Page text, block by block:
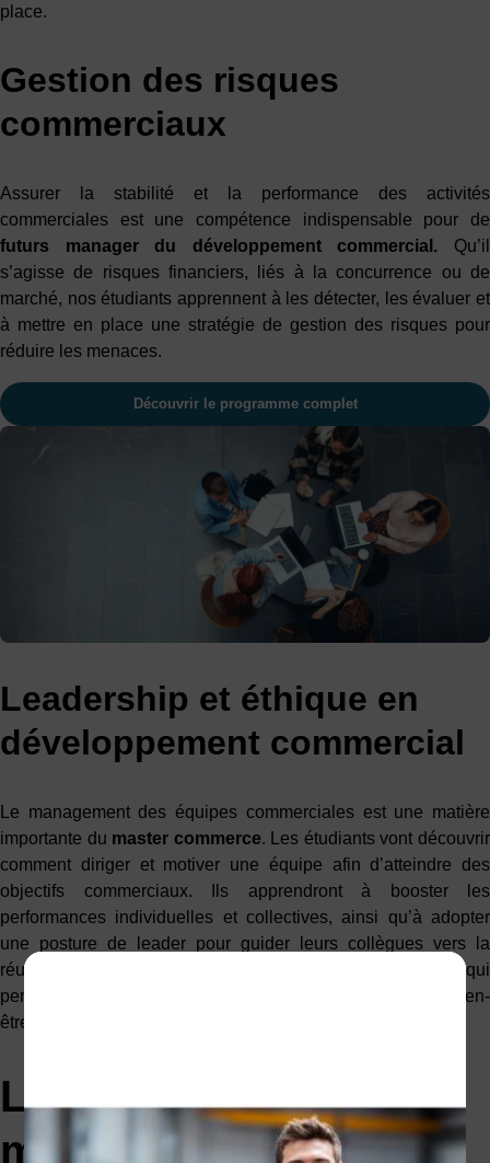
place.
Gestion des risques
commerciaux
Assurer la stabilité et la performance des activités
commerciales est une compétence indispensable pour de
futurs manager du développement commercial. Qu’il
s’agisse de risques financiers, liés à la concurrence ou de
marché, nos étudiants apprennent à les détecter, les évaluer et
à mettre en place une stratégie de gestion des risques pour
réduire les menaces.
Découvrir le programme complet
Leadership et éthique en
développement commercial
Le management des équipes commerciales est une matière
importante du master commerce. Les étudiants vont découvrir
comment diriger et motiver une équipe afin d’atteindre des
objectifs commerciaux. Ils apprendront à booster les
performances individuelles et collectives, ainsi qu’à adopter
une posture de leader pour guider leurs collègues vers la
réussite. Le tout en respectant des valeurs éthiques qui
permettront d’allier rentabilité, responsabilité sociétale et bien-
être.
L'avantage de faire un
master commerce en